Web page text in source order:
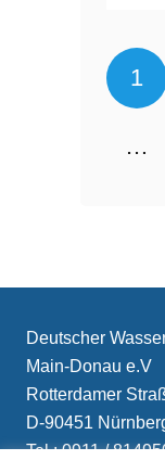
1
…
Deutscher
Main-Donau e.V
Rotterdamer
D-90451
Tel.: 0911 /